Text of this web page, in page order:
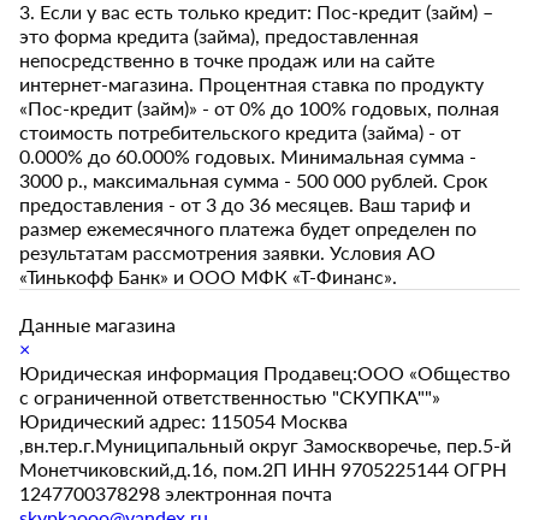
3. Если у вас есть только кредит: Пос-кредит (займ) –
это форма кредита (займа), предоставленная
непосредственно в точке продаж или на сайте
интернет-магазина. Процентная ставка по продукту
«Пос-кредит (займ)» - от 0% до 100% годовых, полная
стоимость потребительского кредита (займа) - от
0.000% до 60.000% годовых. Минимальная сумма -
3000 р., максимальная сумма - 500 000 рублей. Срок
предоставления - от 3 до 36 месяцев. Ваш тариф и
размер ежемесячного платежа будет определен по
результатам рассмотрения заявки. Условия АО
«Тинькофф Банк» и ООО МФК «Т-Финанс».
Данные магазина
×
Юридическая информация Продавец:ООО «Общество
с ограниченной ответственностью "СКУПКА""»
Юридический адрес: 115054 Москва
,вн.тер.г.Муниципальный округ Замоскворечье, пер.5-й
Монетчиковский,д.16, пом.2П ИНН 9705225144 ОГРН
1247700378298 электронная почта